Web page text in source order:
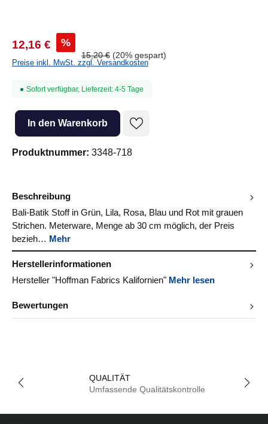
12,16 € %
15,20 € (20% gespart)
Preise inkl. MwSt. zzgl. Versandkosten
Sofort verfügbar, Lieferzeit: 4-5 Tage
Produkt Anzahl: Gib den gewünschten Wert ein oder benutze die
In den Warenkorb
Produktnummer: 3348-718
Beschreibung
Bali-Batik Stoff in Grün, Lila, Rosa, Blau und Rot mit grauen
Strichen. Meterware, Menge ab 30 cm möglich, der Preis
bezieh… Mehr
Herstellerinformationen
Hersteller "Hoffman Fabrics Kalifornien" Mehr lesen
Bewertungen
QUALITÄT
Umfassende Qualitätskontrolle